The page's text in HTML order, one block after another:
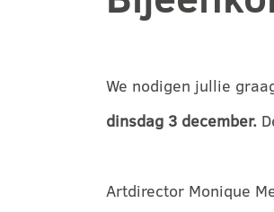
We nodigen jullie
dinsdag 3 december.
Artdirector Monique